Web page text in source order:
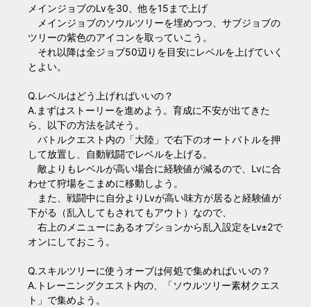
メインジョブのLvを30、他を15まで上げ
メインジョブのソウルツリーを埋めつつ、サブジョブの
ツリーの紫色のアイコンを取っていこう。
それ以降は全ジョブ50辺りを目安にレベルを上げていく
とよい。
Q.レベルはどう上げればいいの？
A.まずはストーリーを進めよう。育成に不安が出てきた
ら、以下の方法を試そう。
バトルクエスト内の「大陸」で右下のオートバトルを押
して放置し、自動戦闘でレベルを上げる。
敵よりもレベルが高い場合に経験値が減るので、Lvに合
わせて狩場をこまめに移動しよう。
また、戦闘中に自分よりLvが高い味方が居ると経験値が
下がる（乱入してもされてもアウト）なので、
右上のメニューにあるオプションから乱入設定をLv±2で
オンにしておこう。
Q.スキルツリーに使うオーブは何処で集めればいいの？
A.トレーニングクエスト内の、「ソウルツリー素材クエス
ト」で集めよう。